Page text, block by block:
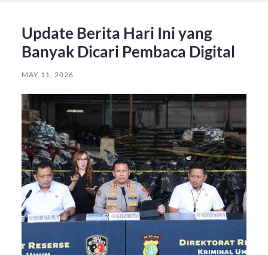
Update Berita Hari Ini yang
Banyak Dicari Pembaca Digital
MAY 11, 2026